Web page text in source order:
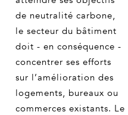
de neutralité carbone,
le secteur du bâtiment
doit - en conséquence -
concentrer ses efforts
sur l’amélioration des
logements, bureaux ou
commerces existants. Le